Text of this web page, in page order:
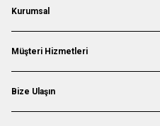
Kurumsal
Müşteri Hizmetleri
Bize Ulaşın